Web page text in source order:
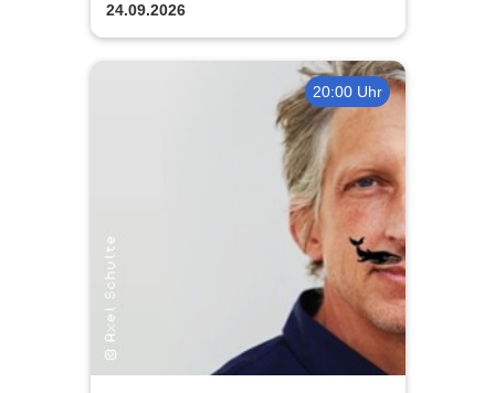
24.09.2026
20:00 Uhr